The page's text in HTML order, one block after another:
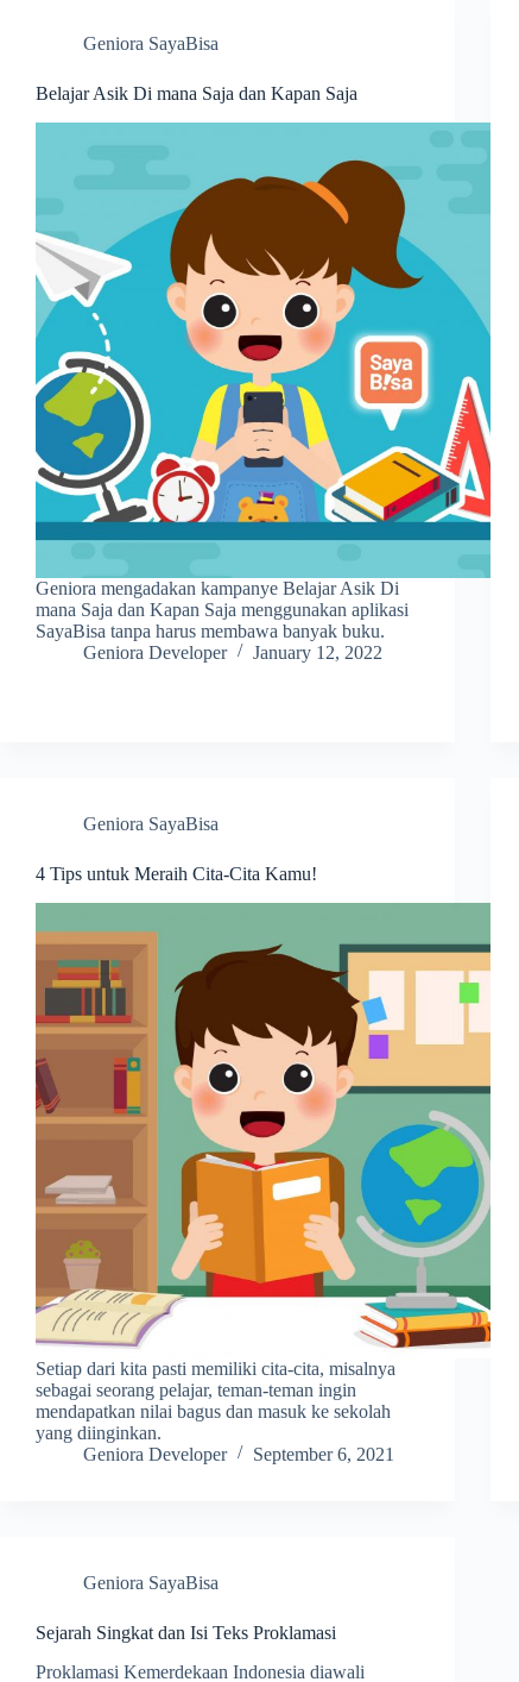
Geniora SayaBisa
Belajar Asik Di mana Saja dan Kapan Saja
Geniora mengadakan kampanye Belajar Asik Di
mana Saja dan Kapan Saja menggunakan aplikasi
SayaBisa tanpa harus membawa banyak buku.
Geniora Developer
January 12, 2022
Geniora SayaBisa
4 Tips untuk Meraih Cita-Cita Kamu!
Setiap dari kita pasti memiliki cita-cita, misalnya
sebagai seorang pelajar, teman-teman ingin
mendapatkan nilai bagus dan masuk ke sekolah
yang diinginkan.
Geniora Developer
September 6, 2021
Geniora SayaBisa
Sejarah Singkat dan Isi Teks Proklamasi
Proklamasi Kemerdekaan Indonesia diawali